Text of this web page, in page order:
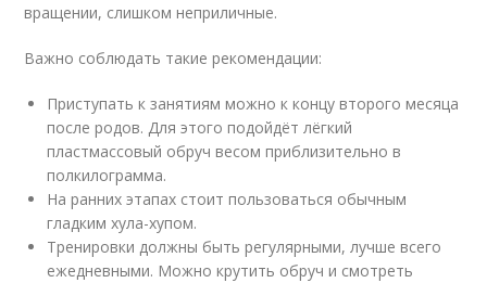
вращении, слишком неприличные.
Важно соблюдать такие рекомендации:
Приступать к занятиям можно к концу второго месяца
после родов. Для этого подойдёт лёгкий
пластмассовый обруч весом приблизительно в
полкилограмма.
На ранних этапах стоит пользоваться обычным
гладким хула-хупом.
Тренировки должны быть регулярными, лучше всего
ежедневными. Можно крутить обруч и смотреть